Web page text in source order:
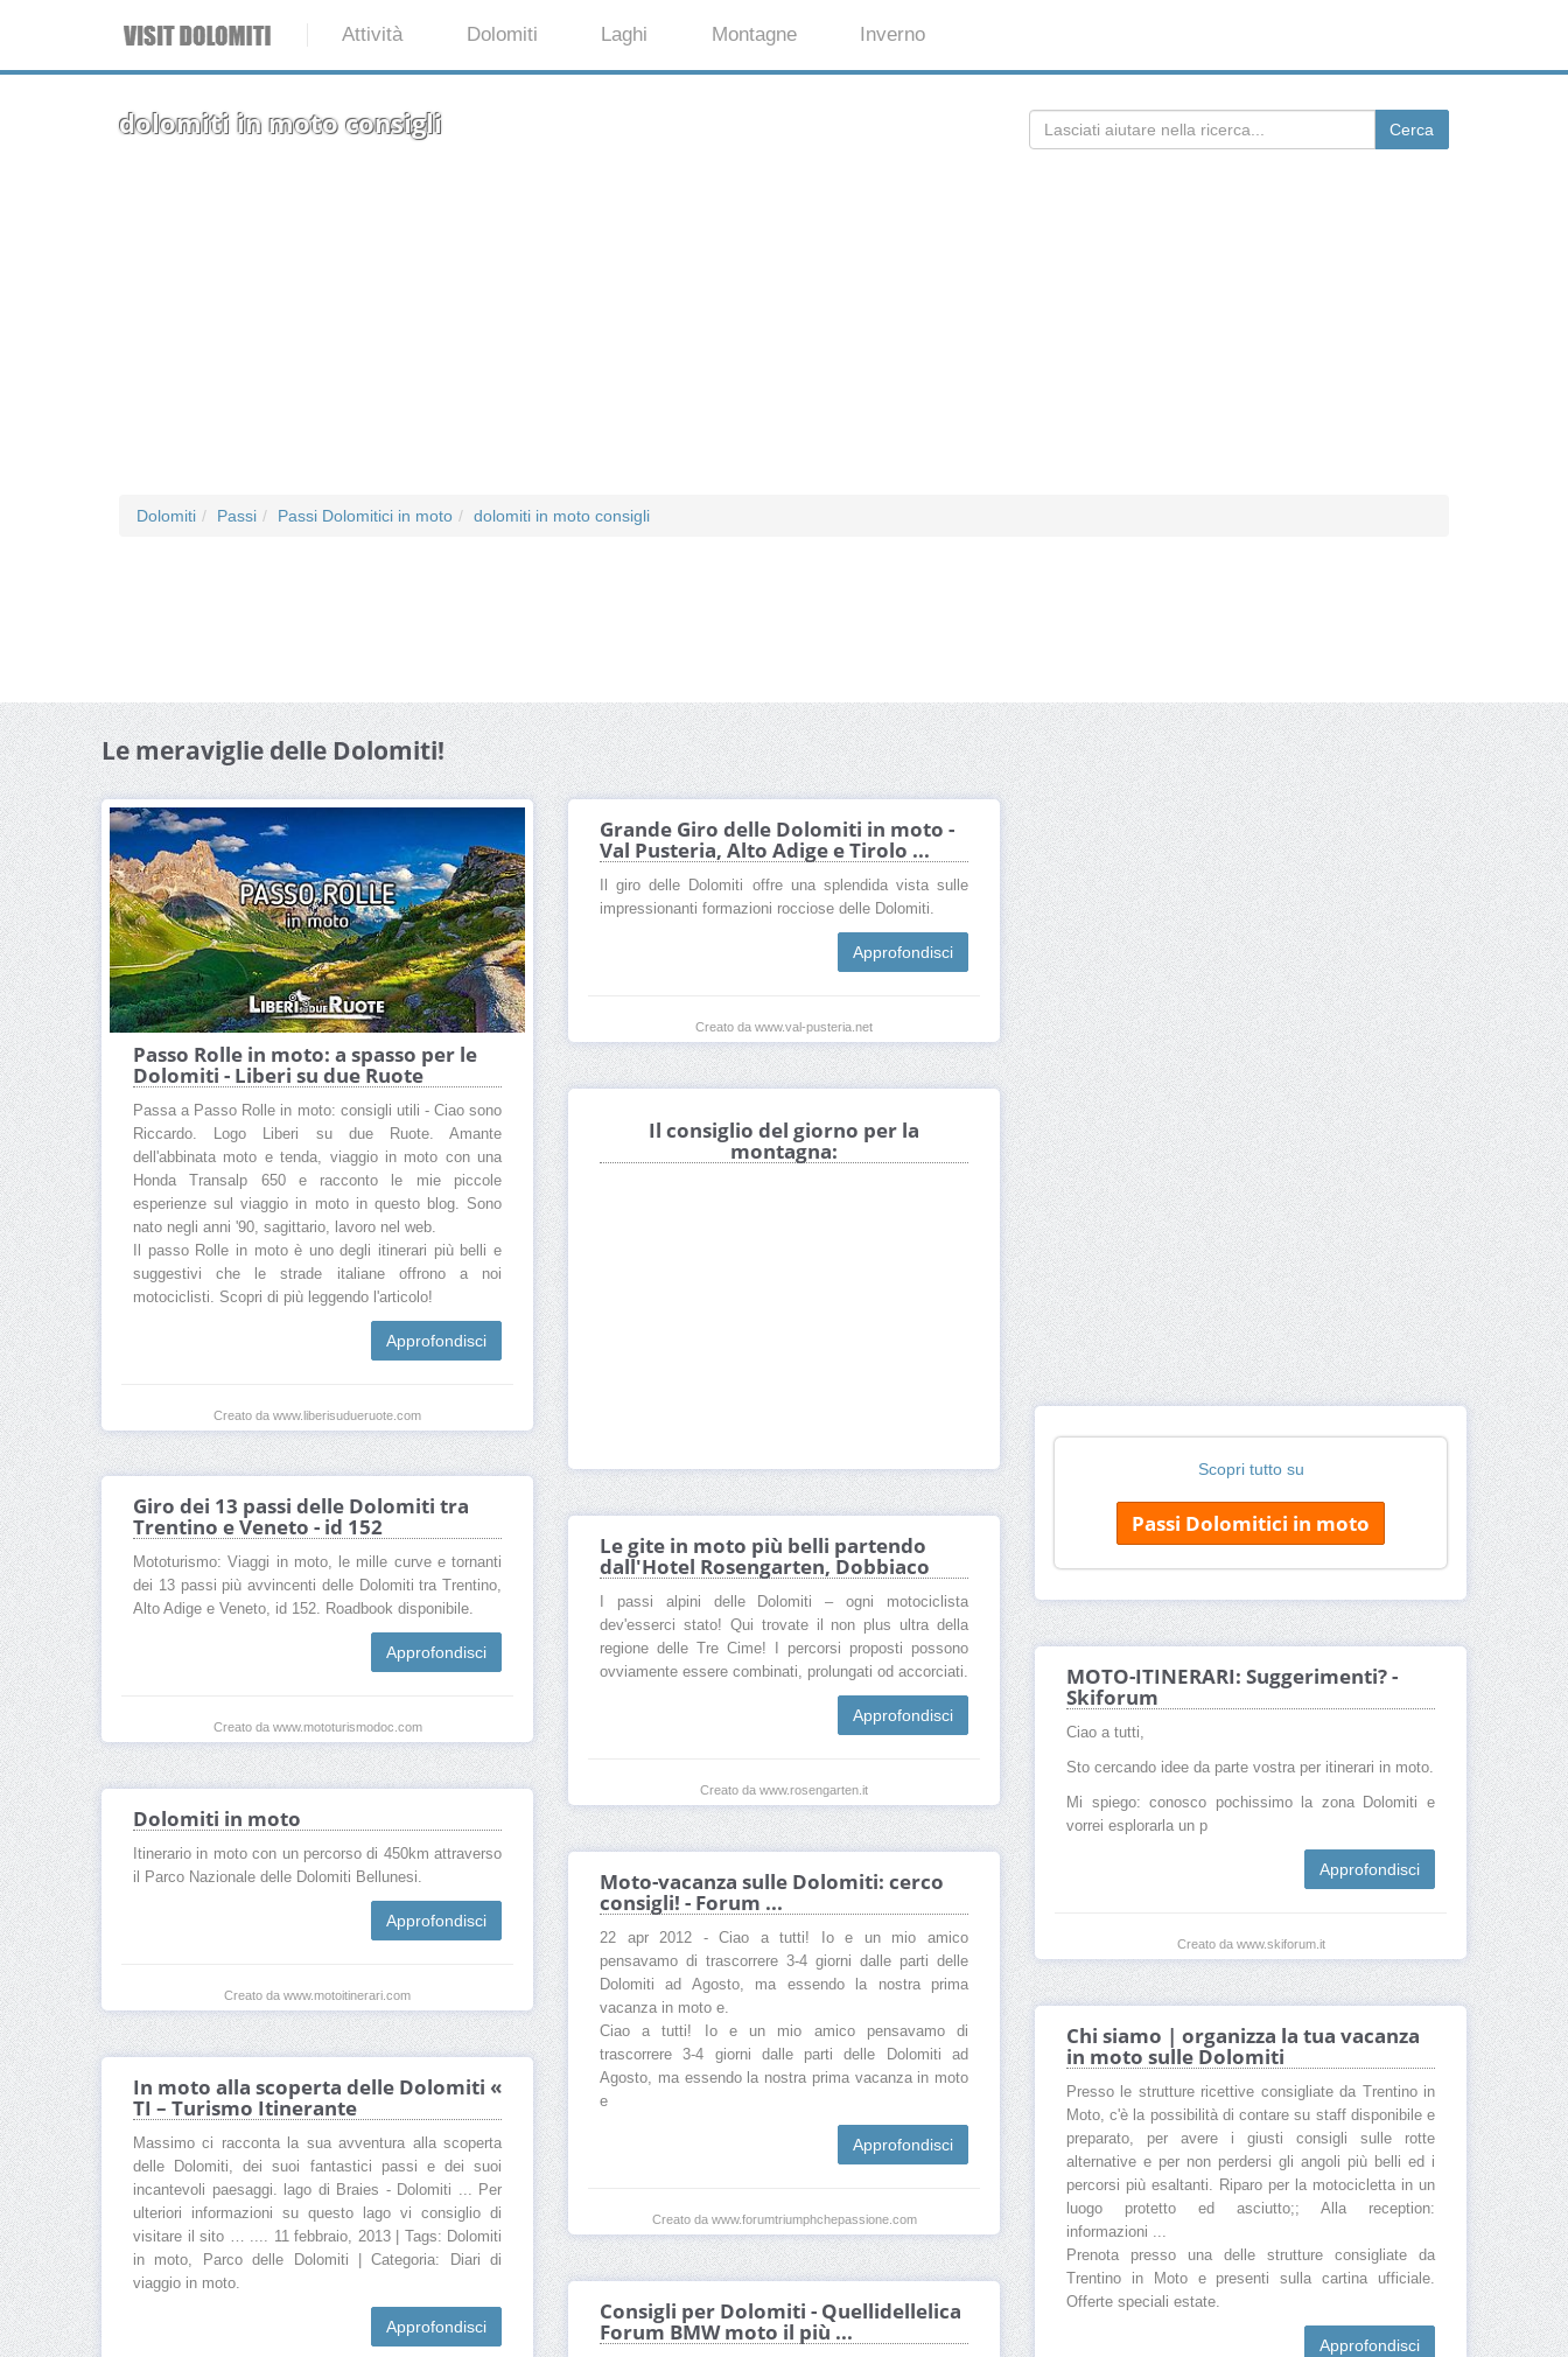
Attività Dolomiti Laghi Montagne Inverno
dolomiti in moto consigli
Dolomiti Passi Passi Dolomitici in moto dolomiti in moto consigli
Le meraviglie delle Dolomiti!
Passo Rolle in moto: a spasso per le
Dolomiti - Liberi su due Ruote
Passa a Passo Rolle in moto: consigli utili - Ciao sono
Riccardo. Logo Liberi su due Ruote. Amante
dell'abbinata moto e tenda, viaggio in moto con una
Honda Transalp 650 e racconto le mie piccole
esperienze sul viaggio in moto in questo blog. Sono
nato negli anni '90, sagittario, lavoro nel web.
Il passo Rolle in moto è uno degli itinerari più belli e
suggestivi che le strade italiane offrono a noi
motociclisti. Scopri di più leggendo l'articolo!
Approfondisci
Creato da www.liberisudueruote.com
Grande Giro delle Dolomiti in moto -
Val Pusteria, Alto Adige e Tirolo ...
Il giro delle Dolomiti offre una splendida vista sulle
impressionanti formazioni rocciose delle Dolomiti.
Approfondisci
Creato da www.val-pusteria.net
Scopri tutto su
Passi Dolomitici in moto
Il consiglio del giorno per la
montagna:
Giro dei 13 passi delle Dolomiti tra
Trentino e Veneto - id 152
Mototurismo: Viaggi in moto, le mille curve e tornanti
dei 13 passi più avvincenti delle Dolomiti tra Trentino,
Alto Adige e Veneto, id 152. Roadbook disponibile.
Approfondisci
Creato da www.mototurismodoc.com
Le gite in moto più belli partendo
dall'Hotel Rosengarten, Dobbiaco
I passi alpini delle Dolomiti – ogni motociclista
dev'esserci stato! Qui trovate il non plus ultra della
regione delle Tre Cime! I percorsi proposti possono
ovviamente essere combinati, prolungati od accorciati.
Approfondisci
Creato da www.rosengarten.it
MOTO-ITINERARI: Suggerimenti? -
Skiforum
Ciao a tutti,
Sto cercando idee da parte vostra per itinerari in moto.
Mi spiego: conosco pochissimo la zona Dolomiti e
vorrei esplorarla un p
Approfondisci
Creato da www.skiforum.it
Dolomiti in moto
Itinerario in moto con un percorso di 450km attraverso
il Parco Nazionale delle Dolomiti Bellunesi.
Approfondisci
Creato da www.motoitinerari.com
Moto-vacanza sulle Dolomiti: cerco
consigli! - Forum ...
22 apr 2012 - Ciao a tutti! Io e un mio amico
pensavamo di trascorrere 3-4 giorni dalle parti delle
Dolomiti ad Agosto, ma essendo la nostra prima
vacanza in moto e.
Ciao a tutti! Io e un mio amico pensavamo di
trascorrere 3-4 giorni dalle parti delle Dolomiti ad
Agosto, ma essendo la nostra prima vacanza in moto
e
Approfondisci
Creato da www.forumtriumphchepassione.com
Chi siamo | organizza la tua vacanza
in moto sulle Dolomiti
Presso le strutture ricettive consigliate da Trentino in
Moto, c'è la possibilità di contare su staff disponibile e
preparato, per avere i giusti consigli sulle rotte
alternative e per non perdersi gli angoli più belli ed i
percorsi più esaltanti. Riparo per la motocicletta in un
luogo protetto ed asciutto;; Alla reception:
informazioni ...
Prenota presso una delle strutture consigliate da
Trentino in Moto e presenti sulla cartina ufficiale.
Offerte speciali estate.
Approfondisci
In moto alla scoperta delle Dolomiti «
TI – Turismo Itinerante
Massimo ci racconta la sua avventura alla scoperta
delle Dolomiti, dei suoi fantastici passi e dei suoi
incantevoli paesaggi. lago di Braies - Dolomiti ... Per
ulteriori informazioni su questo lago vi consiglio di
visitare il sito … .... 11 febbraio, 2013 | Tags: Dolomiti
in moto, Parco delle Dolomiti | Categoria: Diari di
viaggio in moto.
Approfondisci
Consigli per Dolomiti - Quellidellelica
Forum BMW moto il più ...